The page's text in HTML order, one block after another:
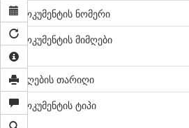
დოკუმენტის ნომერი
დოკუმენტის მიმღები
მიღების თარიღი
დოკუმენტის ტიპი